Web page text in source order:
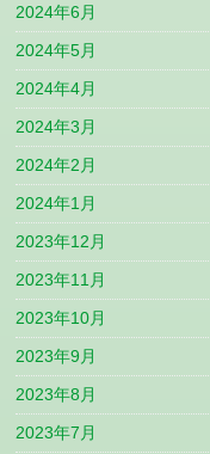
2024年6月
2024年5月
2024年4月
2024年3月
2024年2月
2024年1月
2023年12月
2023年11月
2023年10月
2023年9月
2023年8月
2023年7月